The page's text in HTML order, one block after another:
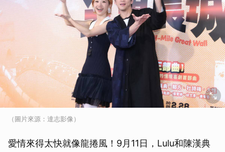
（圖片來源：達志影像）
愛情來得太快就像龍捲風！9月11日，Lulu和陳漢典